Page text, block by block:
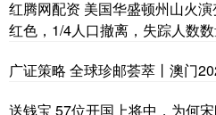
红腾网配资 美国华盛顿州山火
红色，1/4人口撤离，失踪人数
广证策略 全球珍邮荟萃丨澳门
送钱宝 57位开国上将中，为何